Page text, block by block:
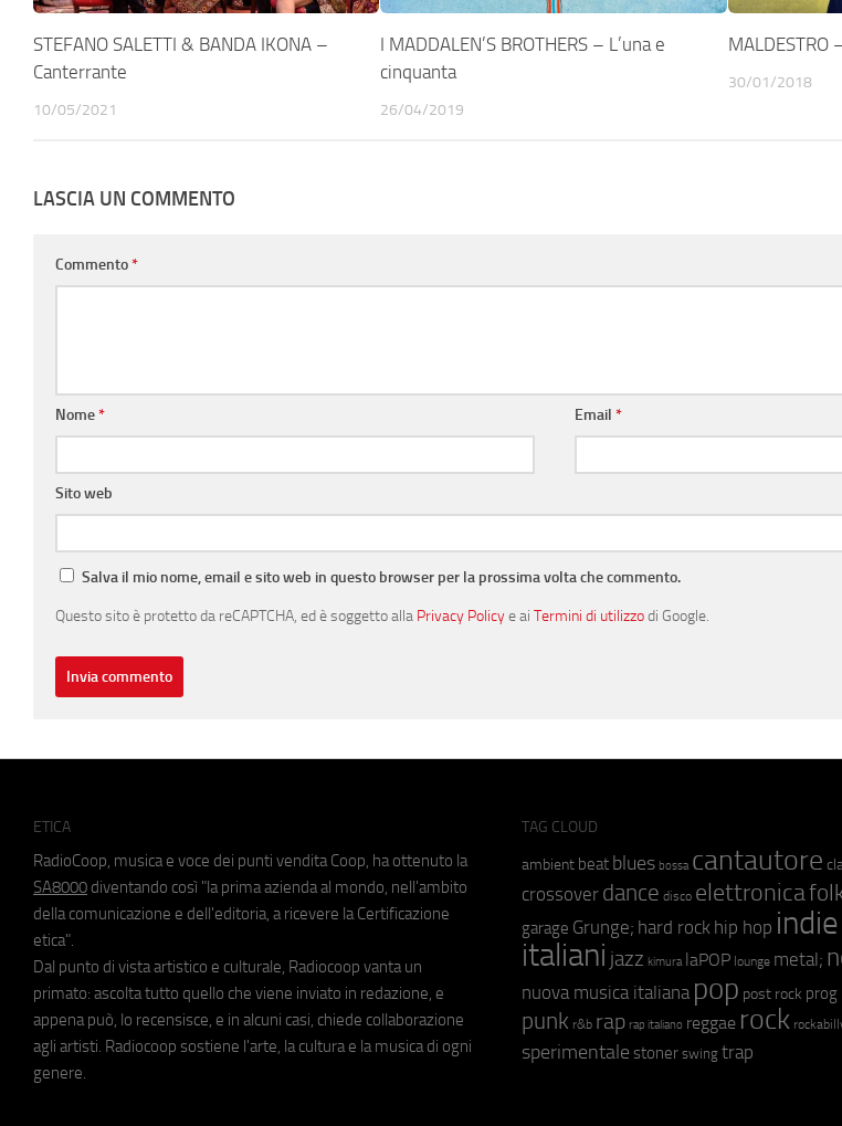
STEFANO SALETTI & BANDA IKONA –
Canterrante
10/05/2021
I MADDALEN’S BROTHERS – L’una e
cinquanta
26/04/2019
MALDESTRO
30/01/2018
LASCIA UN COMMENTO
Commento*
Nome* Email*
Sito web
Salva il mio nome, email e sito web in questo browser per la prossima volta che commento.
Questo sito è protetto da reCAPTCHA, ed è soggetto alla Privacy Policye ai Termini di utilizzodi Google.
ETICA
RadioCoop, musica e voce dei punti vendita Coop, ha ottenuto la
SA8000 diventando così "la prima azienda al mondo, nell'ambito
della comunicazione e dell'editoria, a ricevere la Certificazione
etica".
Dal punto di vista artistico e culturale, Radiocoop vanta un
primato: ascolta tutto quello che viene inviato in redazione, e
appena può, lo recensisce, e in alcuni casi, chiede collaborazione
agli artisti. Radiocoop sostiene l'arte, la cultura e la musica di ogni
genere.
TAG CLOUD
ambient beat blues bossa cantautore
crossover dance disco elettronica
garage Grunge; hard rock hip hop indie
italiani jazz kimura laPOP lounge metal;
nuova musica italiana pop post rock prog
punk r&b rap rap italiano reggae rock
sperimentale stoner swing trap